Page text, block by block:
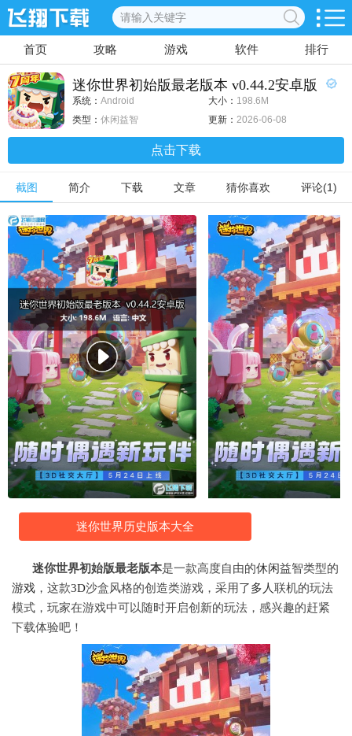
首页 攻略 游戏 软件 排行
迷你世界初始版最老版本 v0.44.2安卓版
系统： Android 大小： 198.6M
类型： 休闲益智 更新： 2026-06-08
点击下载
截图 简介 下载 文章 猜你喜欢 评论(1)
迷你世界历史版本大全
迷你世界初始版最老版本是一款高度自由的休闲益智类型的
游戏 ，这款3D沙盒风格的创造类游戏，采用了多人联机的玩法
模式，玩家在游戏中可以随时开启创新的玩法，感兴趣的赶紧
下载体验吧！